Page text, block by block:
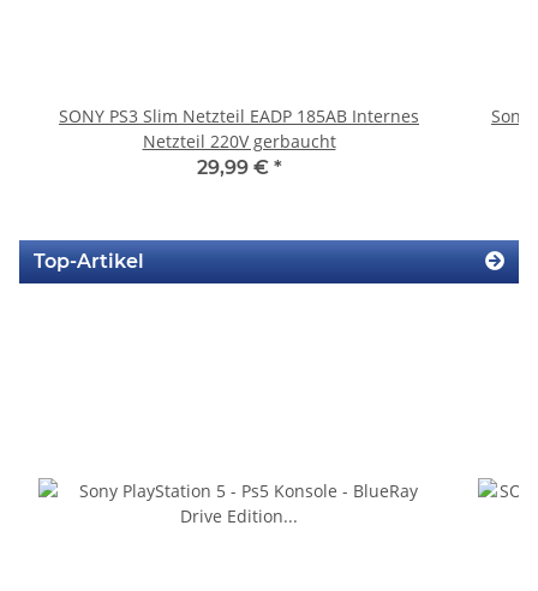
SONY PS3 Slim Netzteil EADP 185AB Internes
Netzteil 220V gerbaucht
29,99 € *
Sony
Top-Artikel